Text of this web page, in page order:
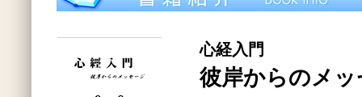
心経入門
彼岸からのメッ